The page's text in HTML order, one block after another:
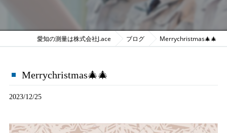
愛知の測量は株式会社J.ace ブログ Merrychristmas🎄🎄
Merrychristmas🎄🎄
2023/12/25